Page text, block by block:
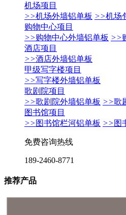
机场项目
>>机场外墙铝单板 >>机场
购物中心项目
>>购物中心外墙铝单板 >>
酒店项目
>>酒店外墙铝单板
甲级写字楼项目
>>写字楼外墙铝单板
歌剧院项目
>>歌剧院外墙铝单板 >>歌
图书馆项目
>>图书馆栏河铝单板 >>图
免费咨询热线
189-2460-8771
推荐产品